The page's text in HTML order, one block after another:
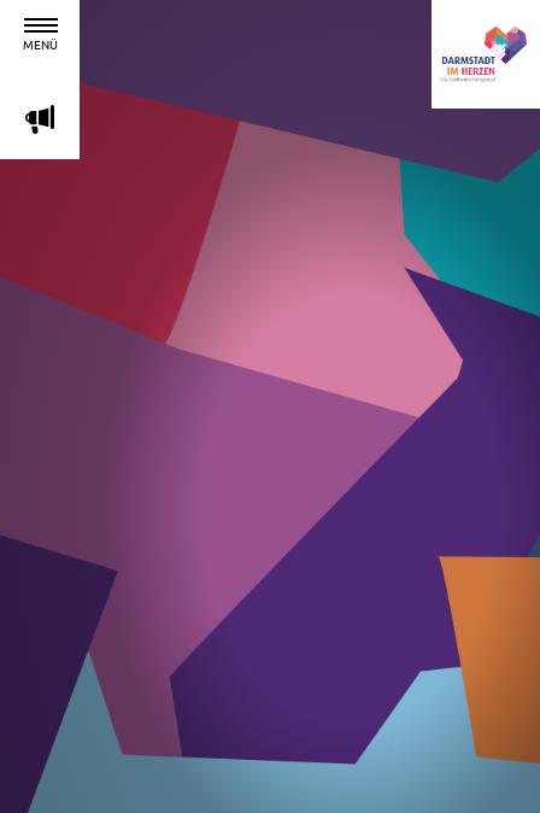
MENÜ
m